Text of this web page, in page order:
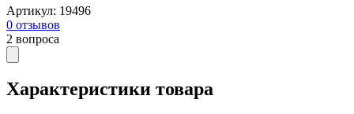
Артикул: 19496
0 отзывов
2 вопроса
Характеристики товара